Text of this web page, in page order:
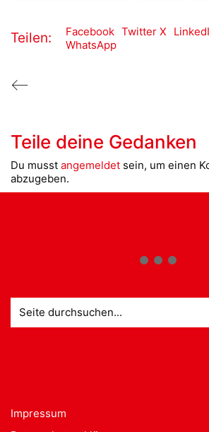
Teilen: Facebook Twitter X
WhatsApp
Teile deine Gedanken
Du musst angemeldet sein, um einen
abzugeben.
nach:
Impressum